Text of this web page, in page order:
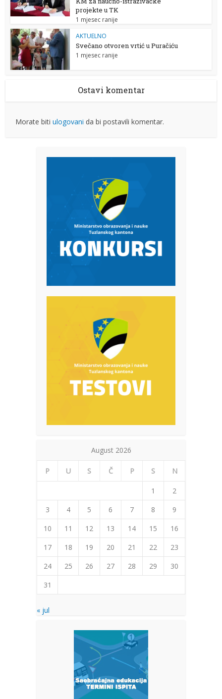
projekte u TK
1 mjesec ranije
AKTUELNO
Svečano otvoren vrtić u Puračiću
1 mjesec ranije
Ostavi komentar
Morate bitiulogovani da bi postavili komentar.
August 2026
P U S Č P S N
1
2
3
4 5 6 7 8
9
10
11 12 13 14 15
16
17
18 19 20 21 22
23
24
25 26 27 28 29
30
31
« jul